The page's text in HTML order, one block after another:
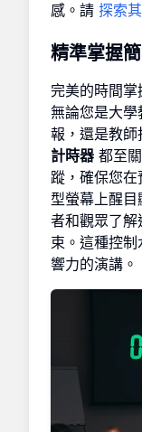
感。請 探索
精準掌握
完美的時間掌
無論您是大
報，還是教
計時器 都至
蹤，確保您
型螢幕上醒
者和觀眾了
束。這種控
響力的演講。